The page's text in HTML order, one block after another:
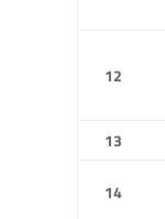
12
13
14